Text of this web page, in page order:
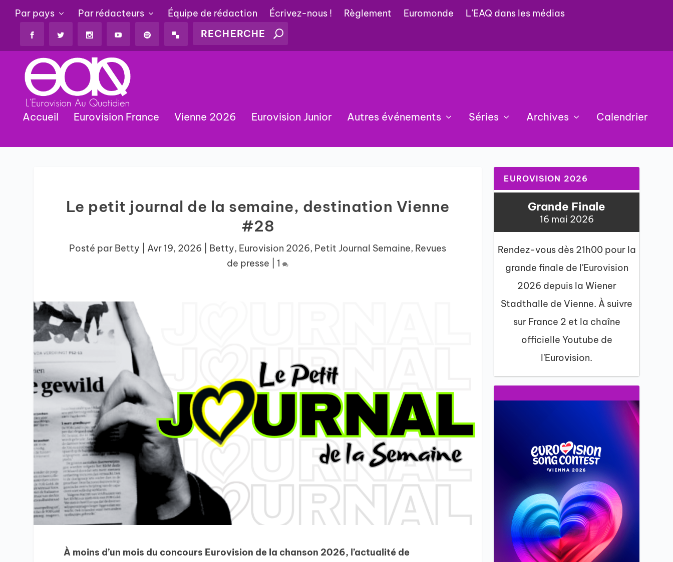
Par pays Par rédacteurs Équipe de rédaction Écrivez-nous ! Règlement Euromonde L’EAQ dans les médias
Accueil Eurovision France Vienne 2026 Eurovision Junior Autres événements Séries Archives Calendrier
Le petit journal de la semaine, destination Vienne
#28
Posté par Betty Avr 19, 2026 Betty, Eurovision 2026, Petit Journal Semaine, Revues
de presse |1
À moins d’un mois du concours Eurovision de la chanson 2026, l’actualité de
EUROVISION 2026
Grande Finale
16 mai 2026
Rendez-vous dès 21h00 pour la
grande finale de l'Eurovision
2026 depuis la Wiener
Stadthalle de Vienne. À suivre
sur France 2 et la chaîne
officielle Youtube de
l'Eurovision.